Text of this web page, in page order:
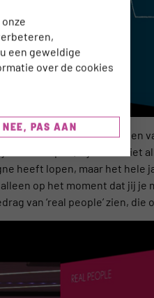
gekeken naar de behoeften
doorlopen. Zij willen niet
heeft lopen, maar het hele
op het moment dat jij je
van ‘real people’ zien, die
een geweldige
over de cookies
NEE, PAS AAN